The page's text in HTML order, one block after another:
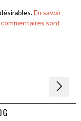
En savoir
sont